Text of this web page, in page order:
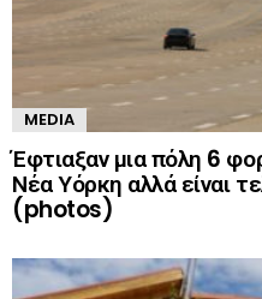
MEDIA
Έφτιαξαν μια πόλη 6
Νέα Υόρκη αλλά είναι
(photos)